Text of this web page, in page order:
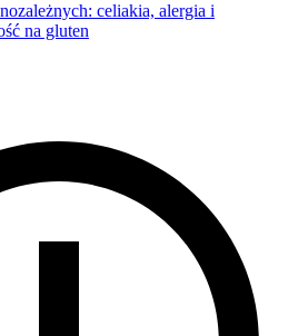
celiakia, alergia i
na gluten